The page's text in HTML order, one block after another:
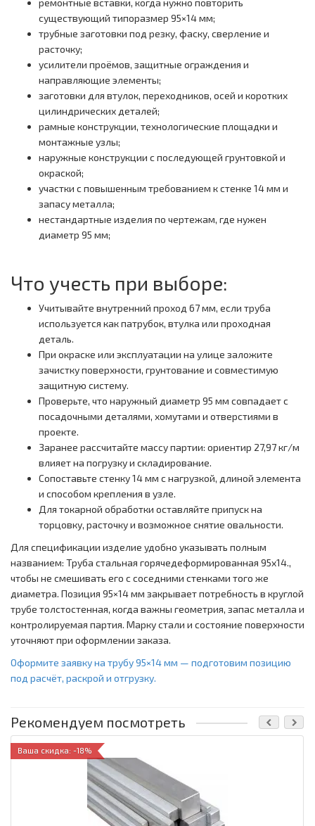
ремонтные вставки, когда нужно повторить
существующий типоразмер 95×14 мм;
трубные заготовки под резку, фаску, сверление и
расточку;
усилители проёмов, защитные ограждения и
направляющие элементы;
заготовки для втулок, переходников, осей и коротких
цилиндрических деталей;
рамные конструкции, технологические площадки и
монтажные узлы;
наружные конструкции с последующей грунтовкой и
окраской;
участки с повышенным требованием к стенке 14 мм и
запасу металла;
нестандартные изделия по чертежам, где нужен
диаметр 95 мм;
Что учесть при выборе:
Учитывайте внутренний проход 67 мм, если труба
используется как патрубок, втулка или проходная
деталь.
При окраске или эксплуатации на улице заложите
зачистку поверхности, грунтование и совместимую
защитную систему.
Проверьте, что наружный диаметр 95 мм совпадает с
посадочными деталями, хомутами и отверстиями в
проекте.
Заранее рассчитайте массу партии: ориентир 27,97 кг/м
влияет на погрузку и складирование.
Сопоставьте стенку 14 мм с нагрузкой, длиной элемента
и способом крепления в узле.
Для токарной обработки оставляйте припуск на
торцовку, расточку и возможное снятие овальности.
Для спецификации изделие удобно указывать полным
названием: Труба стальная горячедеформированная 95x14.,
чтобы не смешивать его с соседними стенками того же
диаметра. Позиция 95×14 мм закрывает потребность в круглой
трубе толстостенная, когда важны геометрия, запас металла и
контролируемая партия. Марку стали и состояние поверхности
уточняют при оформлении заказа.
Оформите заявку на трубу 95×14 мм — подготовим позицию
под расчёт, раскрой и отгрузку.
Рекомендуем посмотреть
Ваша скидка: -18%